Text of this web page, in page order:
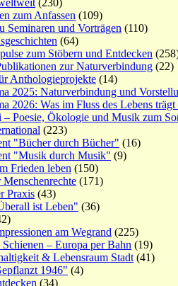
(230)
zum Anfassen (109)
Seminaren und Vorträgen (110)
(64)
zum Stöbern und Entdecken
zur Naturverbindung (22)
Anthologieprojekte (14)
2025: Naturverbindung und
2026: Was im Fluss des Lebens
– Poesie, Ökologie und Musik zum
(223)
"Bücher durch Bücher" (16)
"Musik durch Musik" (9)
Frieden leben (150)
(171)
Praxis (43)
ist Leben" (36)
am Wegrand (225)
– Europa per Bahn (19)
& Lebensraum Stadt (41)
1946" (4)
(34)